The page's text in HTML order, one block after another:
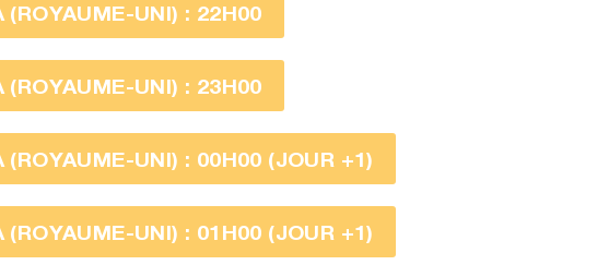
(ROYAUME-UNI) : 22H00
(ROYAUME-UNI) : 23H00
(ROYAUME-UNI) : 00H00 (JOUR +1)
(ROYAUME-UNI) : 01H00 (JOUR +1)